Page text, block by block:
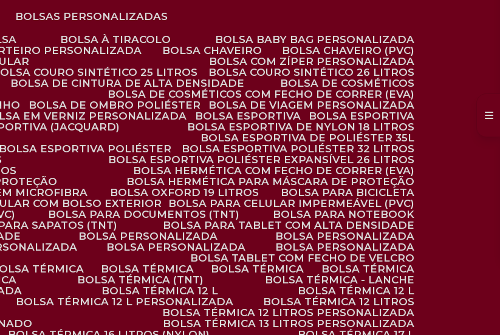
BOLSAS PERSONALIZADAS
BOLSA À TIRACOLO
BOLSA BABY BAG PERSONALIZADA
PERSONALIZADA BOLSA CHAVEIRO
BOLSA CHAVEIRO (PVC)
BOLSA COM ZÍPER PERSONALIZADA
BOLSA COURO SINTÉTICO 25 LITROS
BOLSA COURO SINTÉTICO 26 LITROS
BOLSA DE CINTURA DE ALTA DENSIDADE
BOLSA DE COSMÉTICOS
BOLSA DE COSMÉTICOS COM FECHO DE CORRER (EVA)
BOLSA DE OMBRO POLIÉSTER
BOLSA DE VIAGEM PERSONALIZADA
EM VERNIZ PERSONALIZADA BOLSA ESPORTIVA
BOLSA ESPORTIVA
(JACQUARD)
BOLSA ESPORTIVA DE NYLON 18 LITROS
BOLSA ESPORTIVA DE POLIÉSTER 35L
BOLSA ESPORTIVA POLIÉSTER
BOLSA ESPORTIVA POLIÉSTER 32 LITROS
BOLSA ESPORTIVA POLIÉSTER EXPANSÍVEL 26 LITROS
BOLSA HERMÉTICA COM FECHO DE CORRER (EVA)
BOLSA HERMÉTICA PARA MÁSCARA DE PROTEÇÃO
MICROFIBRA BOLSA OXFORD 19 LITROS
BOLSA PARA BICICLETA
COM BOLSO EXTERIOR
BOLSA PARA CELULAR IMPERMEÁVEL (PVC)
BOLSA PARA DOCUMENTOS (TNT)
BOLSA PARA NOTEBOOK
PARA SAPATOS (TNT)
BOLSA PARA TABLET COM ALTA DENSIDADE
BOLSA PERSONALIZADA
BOLSA PERSONALIZADA
BOLSA PERSONALIZADA
BOLSA PERSONALIZADA
BOLSA TABLET COM FECHO DE VELCRO
BOLSA TÉRMICA BOLSA TÉRMICA BOLSA TÉRMICA
BOLSA TÉRMICA
BOLSA TÉRMICA (TNT)
BOLSA TÉRMICA - LANCHE
BOLSA TÉRMICA 12 L
BOLSA TÉRMICA 12 L
BOLSA TÉRMICA 12 L PERSONALIZADA
BOLSA TÉRMICA 12 LITROS
BOLSA TÉRMICA 12 LITROS PERSONALIZADA
BOLSA TÉRMICA 13 LITROS PERSONALIZADA